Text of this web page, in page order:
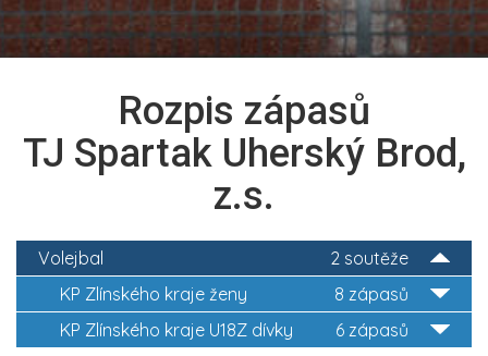
Rozpis zápasů
TJ Spartak Uherský Brod,
z.s.
2 soutěže
Volejbal
8 zápasů
KP Zlínského kraje ženy
6 zápasů
KP Zlínského kraje U18Z dívky